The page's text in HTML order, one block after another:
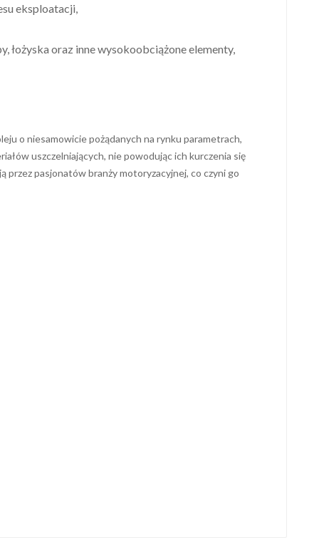
eksploatacji,
łożyska oraz inne wysokoobciążone elementy,
o niesamowicie pożądanych na rynku parametrach,
uszczelniających, nie powodując ich kurczenia się
pasjonatów branży motoryzacyjnej, co czyni go